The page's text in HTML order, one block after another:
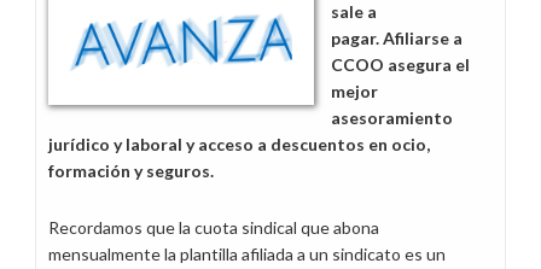
sale a
pagar. Afiliarse a
CCOO asegura el
mejor
asesoramiento
jurídico y laboral y acceso a descuentos en ocio,
formación y seguros.
Recordamos que la cuota sindical que abona
mensualmente la plantilla afiliada a un sindicato es un